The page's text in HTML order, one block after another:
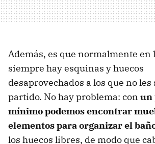
Además, es que normalmente en
siempre hay esquinas y huecos
desaprovechados a los que no les
partido. No hay problema: con un
mínimo podemos encontrar
elementos para organizar el
los huecos libres, de modo que